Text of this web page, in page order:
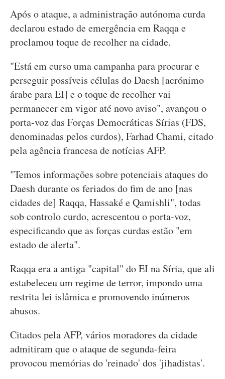
Após o ataque, a administração autónoma curda
declarou estado de emergência em Raqqa e
proclamou toque de recolher na cidade.
"Está em curso uma campanha para procurar e
perseguir possíveis células do Daesh [acrónimo
árabe para EI] e o toque de recolher vai
permanecer em vigor até novo aviso", avançou o
porta-voz das Forças Democráticas Sírias (FDS,
denominadas pelos curdos), Farhad Chami, citado
pela agência francesa de notícias AFP.
"Temos informações sobre potenciais ataques do
Daesh durante os feriados do fim de ano [nas
cidades de] Raqqa, Hassaké e Qamishli", todas
sob controlo curdo, acrescentou o porta-voz,
especificando que as forças curdas estão "em
estado de alerta".
Raqqa era a antiga "capital" do EI na Síria, que ali
estabeleceu um regime de terror, impondo uma
restrita lei islâmica e promovendo inúmeros
abusos.
Citados pela AFP, vários moradores da cidade
admitiram que o ataque de segunda-feira
provocou memórias do 'reinado' dos 'jihadistas'.